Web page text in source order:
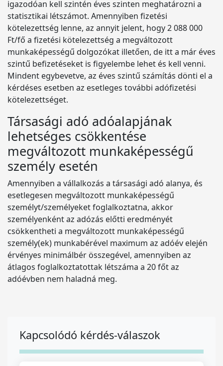
igazodóan kell szintén éves szinten meghatározni a
statisztikai létszámot. Amennyiben fizetési
kötelezettség lenne, az annyit jelent, hogy 2 088 000
Ft/fő a fizetési kötelezettség a megváltozott
munkaképességű dolgozókat illetően, de itt a már éves
szintű befizetéseket is figyelembe lehet és kell venni.
Mindent egybevetve, az éves szintű számítás dönti el a
kérdéses esetben az esetleges további adófizetési
kötelezettséget.
Társasági adó adóalapjának
lehetséges csökkentése
megváltozott munkaképességű
személy esetén
Amennyiben a vállalkozás a társasági adó alanya, és
esetlegesen megváltozott munkaképességű
személyt/személyeket foglalkoztatna, akkor
személyenként az adózás előtti eredményét
csökkentheti a megváltozott munkaképességű
személy(ek) munkabérével maximum az adóév elején
érvényes minimálbér összegével, amennyiben az
átlagos foglalkoztatottak létszáma a 20 főt az
adóévben nem haladná meg.
Kapcsolódó kérdés-válaszok